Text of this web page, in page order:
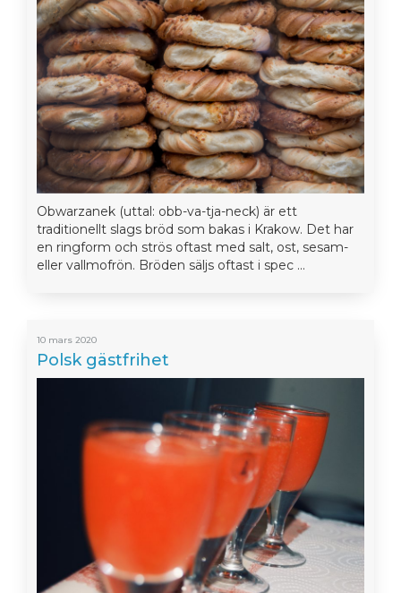
Obwarzanek (uttal: obb-va-tja-neck) är ett
traditionellt slags bröd som bakas i Krakow. Det har
en ringform och strös oftast med salt, ost, sesam-
eller vallmofrön. Bröden säljs oftast i spec ...
10 mars 2020
Polsk gästfrihet